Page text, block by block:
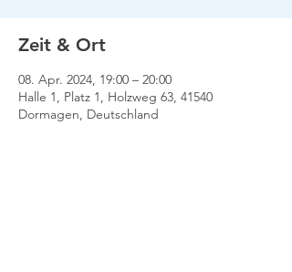
Zeit & Ort
08. Apr. 2024, 19:00 – 20:00
Halle 1, Platz 1, Holzweg 63, 41540
Dormagen, Deutschland